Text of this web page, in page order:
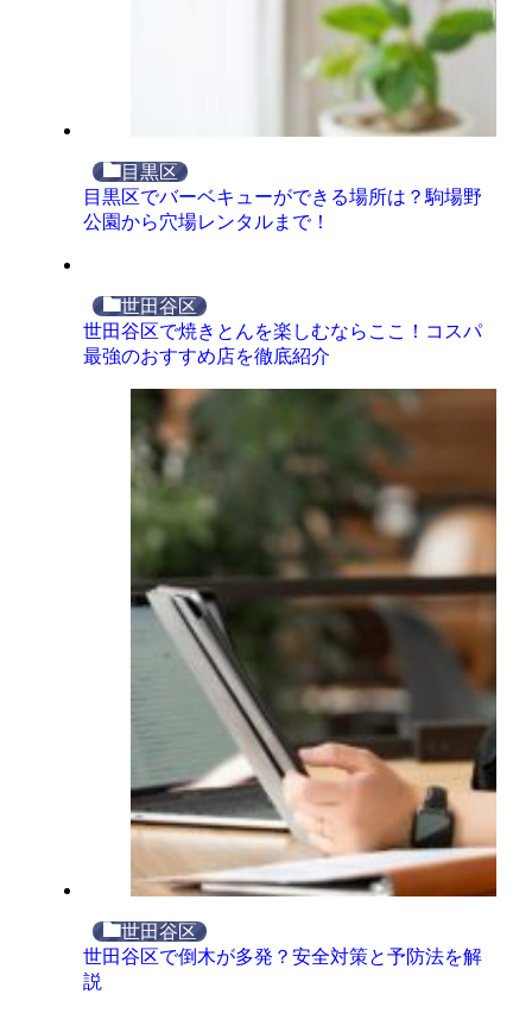
目黒区
目黒区でバーベキューができる場所は？駒場野
公園から穴場レンタルまで！
世田谷区
世田谷区で焼きとんを楽しむならここ！コスパ
最強のおすすめ店を徹底紹介
世田谷区
世田谷区で倒木が多発？安全対策と予防法を解
説